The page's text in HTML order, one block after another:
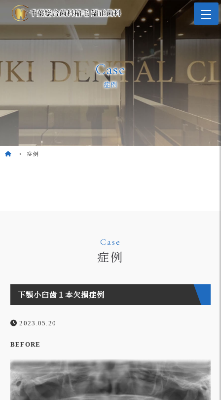
Case
症例
症例
Case
症例
下顎小臼歯１本欠損症例
2023.05.20
BEFORE